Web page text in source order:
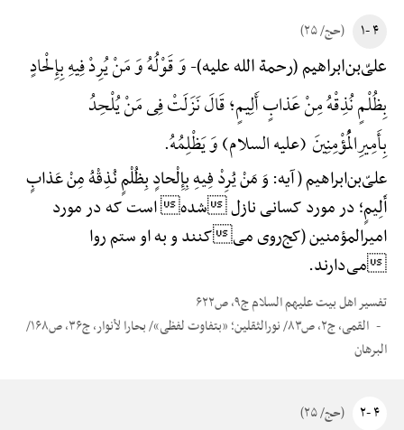
۴ -۱ (حج/ ۲۵)
علیّ‌بن‌ابراهیم (رحمة الله علیه)-وَ قَوْلُهُ وَ مَنْ یُرِدْ فِیهِ بِإِلْحادٍ
بِظُلْمٍ نُذِقْهُ مِنْ عَذابٍ أَلِیمٍ؛ قَالَ نَزَلَتْ فِی مَنْ یُلْحِدُ
بِأَمِیرِ‌الْمُؤْمِنِینَ (علیه السلام) وَ یَظْلِمُهُ.
علیّ‌بن‌ابراهیم ( آیه: وَ مَنْ یُرِدْ فِیهِ بِإِلْحادٍ بِظُلْمٍ نُذِقْهُ مِنْ عَذابٍ
أَلِیمٍ؛ در مورد کسانی نازل شده است که در مورد
امیرالمؤمنین (کج‌روی میکنند و به او ستم روا
می‌دارند.
تفسیر اهل بیت علیهم السلام ج۹، ص۶۲۲
القمی، ج۲، ص۸۳/ نورالثقلین؛ «بتفاوت لفظی»/ بحارا لأنوار، ج۳۶، ص۱۶۸/
البرهان
۴ -۲ (حج/ ۲۵)